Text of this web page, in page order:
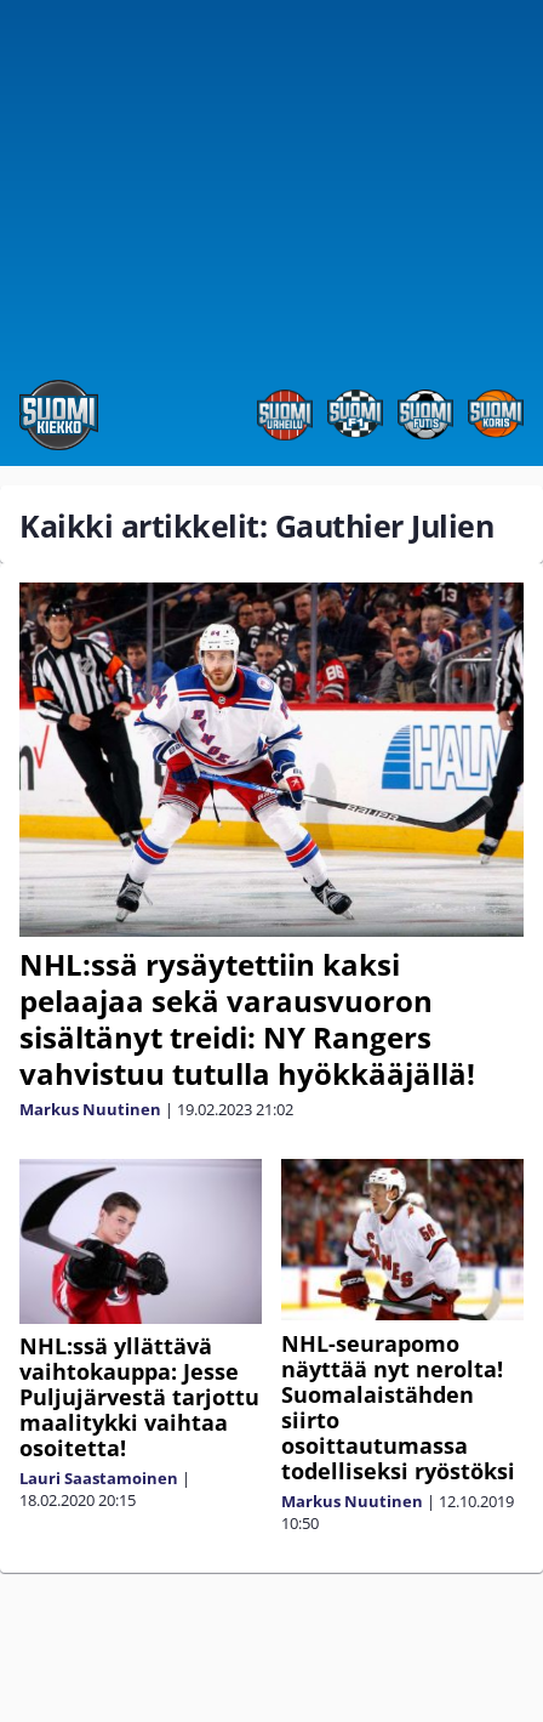
Kaikki artikkelit: Gauthier Julien
NHL:ssä rysäytettiin kaksi
pelaajaa sekä varausvuoron
sisältänyt treidi: NY Rangers
vahvistuu tutulla hyökkääjällä!
Markus Nuutinen | 19.02.202321:02
NHL:ssä yllättävä
vaihtokauppa: Jesse
Puljujärvestä tarjottu
maalitykki vaihtaa
osoitetta!
Lauri Saastamoinen |
18.02.202020:15
NHL-seurapomo
näyttää nyt nerolta!
Suomalaistähden
siirto
osoittautumassa
todelliseksi ryöstöksi
Markus Nuutinen | 12.10.2019
10:50